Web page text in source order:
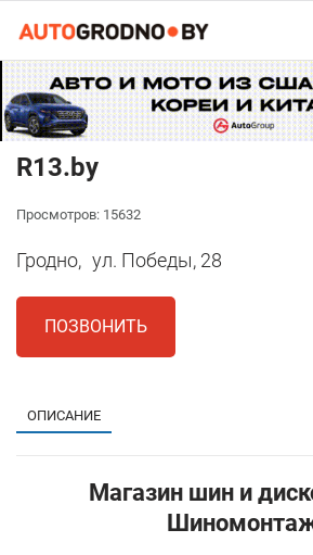
R13.by
Просмотров: 15632
Гродно, ул. Победы, 28
ПОЗВОНИТЬ
ОПИСАНИЕ
Магазин шин и